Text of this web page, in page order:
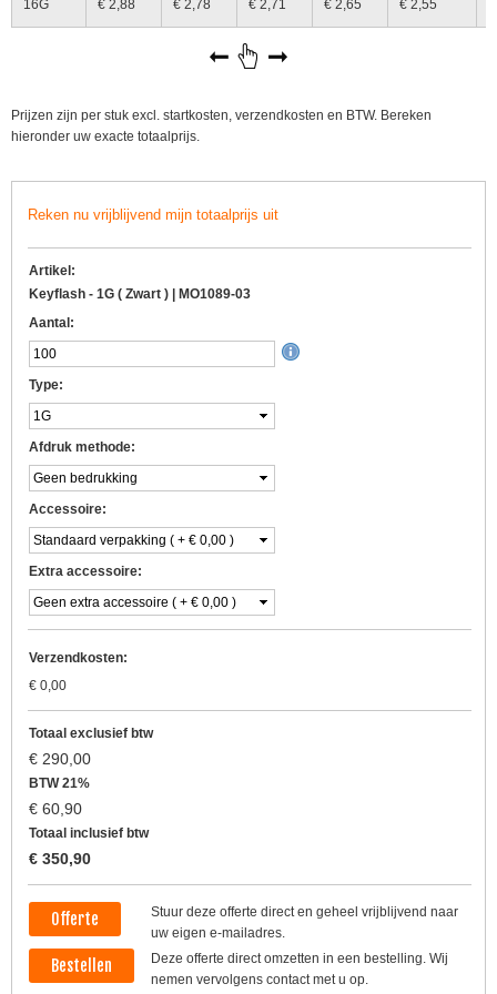
16G € 2,88 € 2,78 € 2,71 € 2,65 € 2,55
Prijzen zijn per stuk excl. startkosten, verzendkosten en BTW. Bereken
hieronder uw exacte totaalprijs.
Reken nu vrijblijvend mijn totaalprijs uit
Artikel:
Keyflash - 1G ( Zwart ) | MO1089-03
Aantal:
Type:
Afdruk methode:
Accessoire:
Extra accessoire:
Verzendkosten:
€ 0,00
Totaal exclusief btw
€ 290,00
BTW 21%
€ 60,90
Totaal inclusief btw
€ 350,90
Offerte
Stuur deze offerte direct en geheel vrijblijvend naar
uw eigen e-mailadres.
Bestellen
Deze offerte direct omzetten in een bestelling. Wij
nemen vervolgens contact met u op.